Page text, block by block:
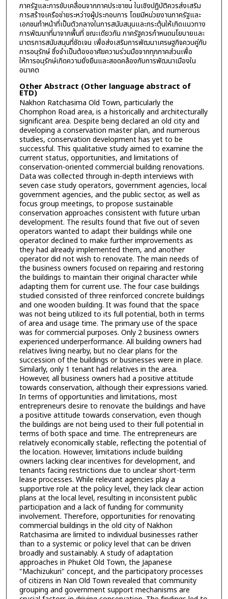
ภาครัฐและการขับเคลื่อนจากภาคประชาชน ในเชิงปฏิบัติควรส่งเสริม
การสร้างเครือข่ายระหว่างผู้ประกอบการ โดยมีหน่วยงานภาครัฐและ
เอกชนทำหน้าที่เป็นตัวกลางในการสนับสนุนและกระตุ้นให้เกิดแนวทาง
การพัฒนาที่มาจากพื้นที่ ขณะเดียวกัน ภาครัฐควรกำหนดนโยบายและ
มาตรการสนับสนุนที่ชัดเจน เพื่อส่งเสริมการพัฒนาเศรษฐกิจควบคู่กับ
การอนุรักษ์ ซึ่งจำเป็นต้องอาศัยความร่วมมือจากทุกภาคส่วนเพื่อ
ให้การอนุรักษ์เกิดความยั่งยืนและสอดคล้องกับการพัฒนาเมืองใน
อนาคต
Other Abstract (Other language abstract of
ETD)
Nakhon Ratchasima Old Town, particularly the
Chomphon Road area, is a historically and architecturally
significant area. Despite being declared an old city and
developing a conservation master plan, and numerous
studies, conservation development has yet to be
successful. This qualitative study aimed to examine the
current status, opportunities, and limitations of
conservation-oriented commercial building renovations.
Data was collected through in-depth interviews with
seven case study operators, government agencies, local
government agencies, and the public sector, as well as
focus group meetings, to propose sustainable
conservation approaches consistent with future urban
development. The results found that five out of seven
operators wanted to adapt their buildings while one
operator declined to make further improvements as
they had already implemented them, and another
operator did not wish to renovate. The main needs of
the business owners focused on repairing and restoring
the buildings to maintain their original character while
adapting them for current use. The four case buildings
studied consisted of three reinforced concrete buildings
and one wooden building. It was found that the space
was not being utilized to its full potential, both in terms
of area and usage time. The primary use of the space
was for commercial purposes. Only 2 business owners
experienced underperformance. All building owners had
relatives living nearby, but no clear plans for the
succession of the buildings or businesses were in place.
Similarly, only 1 tenant had relatives in the area.
However, all business owners had a positive attitude
towards conservation, although their expressions varied.
In terms of opportunities and limitations, most
entrepreneurs desire to renovate the buildings and have
a positive attitude towards conservation, even though
the buildings are not being used to their full potential in
terms of both space and time. The entrepreneurs are
relatively economically stable, reflecting the potential of
the location. However, limitations include building
owners lacking clear incentives for development, and
tenants facing restrictions due to unclear short-term
lease processes. While relevant agencies play a
supportive role at the policy level, they lack clear action
plans at the local level, resulting in inconsistent public
participation and a lack of funding for community
involvement. Therefore, opportunities for renovating
commercial buildings in the old city of Nakhon
Ratchasima are limited to individual businesses rather
than to a systemic or policy level that can be driven
broadly and sustainably. A study of adaptation
approaches in Phuket Old Town, the Japanese
"Machizukuri" concept, and the participatory processes
of citizens in Nan Old Town revealed that community
grouping and government support mechanisms are